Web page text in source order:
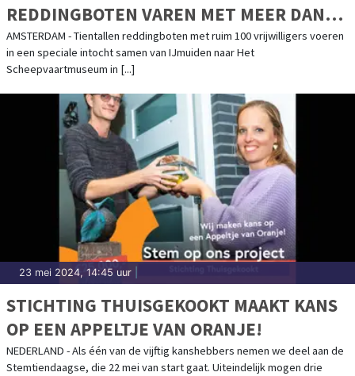
REDDINGBOTEN VAREN MET MEER DAN
100 VRIJWILLIGERS VAN IJMUIDEN NAAR
HET SCHEEPVAARTMUSEUM IN
AMSTERDAM - Tientallen reddingboten met ruim 100 vrijwilligers voeren
in een speciale intocht samen van IJmuiden naar Het
Scheepvaartmuseum in [...]
23 mei 2024, 14:45 uur
STICHTING THUISGEKOOKT MAAKT KANS
OP EEN APPELTJE VAN ORANJE!
NEDERLAND - Als één van de vijftig kanshebbers nemen we deel aan de
Stemtiendaagse, die 22 mei van start gaat. Uiteindelijk mogen drie